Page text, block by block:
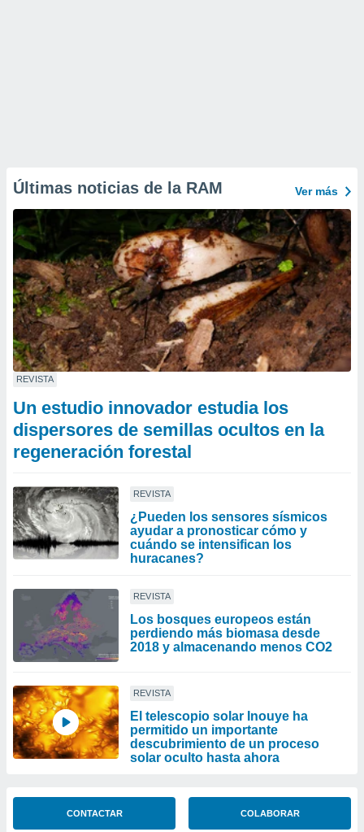
Últimas noticias de la RAM Ver más
REVISTA
Un estudio innovador estudia los
dispersores de semillas ocultos en la
regeneración forestal
REVISTA
¿Pueden los sensores sísmicos
ayudar a pronosticar cómo y
cuándo se intensifican los
huracanes?
REVISTA
Los bosques europeos están
perdiendo más biomasa desde
2018 y almacenando menos CO2
REVISTA
El telescopio solar Inouye ha
permitido un importante
descubrimiento de un proceso
solar oculto hasta ahora
CONTACTAR COLABORAR